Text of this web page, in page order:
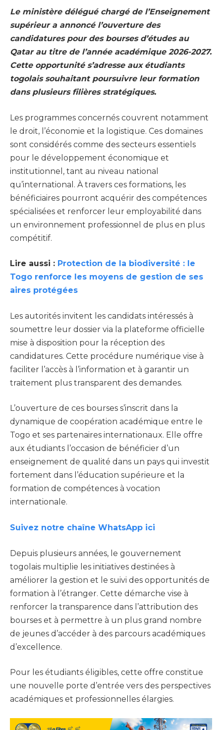
Le ministère délégué chargé de l’Enseignement
supérieur a annoncé l’ouverture des
candidatures pour des bourses d’études au
Qatar au titre de l’année académique 2026-2027.
Cette opportunité s’adresse aux étudiants
togolais souhaitant poursuivre leur formation
dans plusieurs filières stratégiques.
Les programmes concernés couvrent notamment
le droit, l’économie et la logistique. Ces domaines
sont considérés comme des secteurs essentiels
pour le développement économique et
institutionnel, tant au niveau national
qu’international. À travers ces formations, les
bénéficiaires pourront acquérir des compétences
spécialisées et renforcer leur employabilité dans
un environnement professionnel de plus en plus
compétitif.
Lire aussi : Protection de la biodiversité : le
Togo renforce les moyens de gestion de ses
aires protégées
Les autorités invitent les candidats intéressés à
soumettre leur dossier via la plateforme officielle
mise à disposition pour la réception des
candidatures. Cette procédure numérique vise à
faciliter l’accès à l’information et à garantir un
traitement plus transparent des demandes.
L’ouverture de ces bourses s’inscrit dans la
dynamique de coopération académique entre le
Togo et ses partenaires internationaux. Elle offre
aux étudiants l’occasion de bénéficier d’un
enseignement de qualité dans un pays qui investit
fortement dans l’éducation supérieure et la
formation de compétences à vocation
internationale.
Suivez notre chaîne WhatsApp ici
Depuis plusieurs années, le gouvernement
togolais multiplie les initiatives destinées à
améliorer la gestion et le suivi des opportunités de
formation à l’étranger. Cette démarche vise à
renforcer la transparence dans l’attribution des
bourses et à permettre à un plus grand nombre
de jeunes d’accéder à des parcours académiques
d’excellence.
Pour les étudiants éligibles, cette offre constitue
une nouvelle porte d’entrée vers des perspectives
académiques et professionnelles élargies.